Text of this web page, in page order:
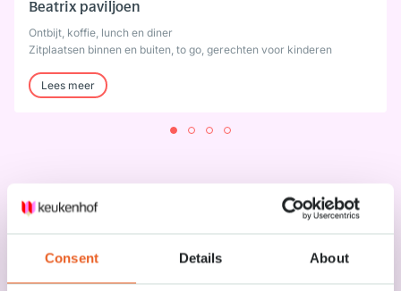
Consent Details About
Beatrix paviljoen
Ontbijt, koffie, lunch en diner
Zitplaatsen binnen en buiten, to go, gerechten voor kinderen
Lees meer